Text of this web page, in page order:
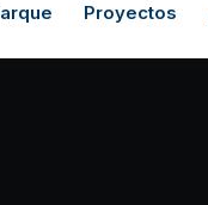
Proyectos